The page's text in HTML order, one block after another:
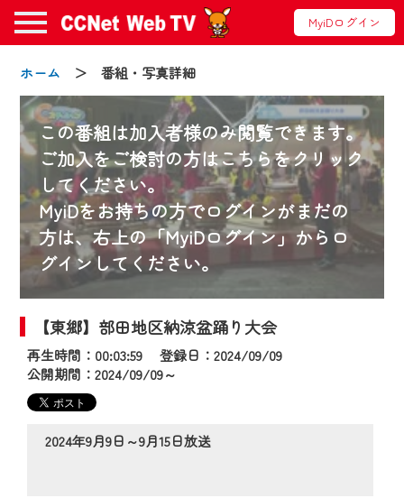
MyiDログイン
ホーム ＞ 番組・写真詳細
この番組は加入者様のみ閲覧できます。
ご加入をご検討の方はこちらをクリック
してください。
MyiDをお持ちの方でログインがまだの
方は、右上の「MyiDログイン」からロ
グインしてください。
【東郷】部田地区納涼盆踊り大会
再生時間：00:03:59 登録日：2024/09/09
公開期間：2024/09/09～
2024年9月9日～9月15日放送
お知らせ
2024/09/02
動画配信サービス『CCNet Web TV』は2024
年9月24日からリニューアルします！
【変更点】
◆デザイン変更により、お住まいの地域
の動画コンテンツが一目瞭然。
◆当社アプリやＰＣブラウザから、いつ